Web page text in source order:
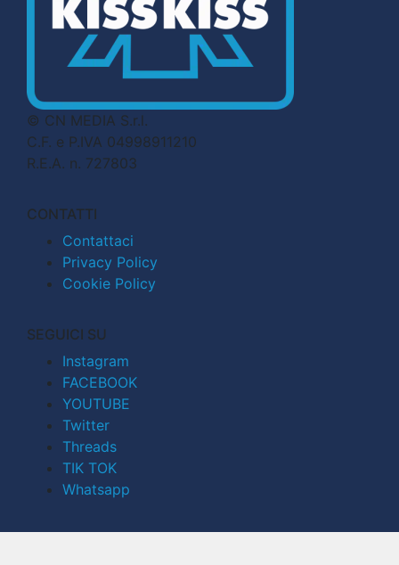
© CN MEDIA S.r.l.
C.F. e P.IVA 04998911210
R.E.A. n. 727803
CONTATTI
Contattaci
Privacy Policy
Cookie Policy
SEGUICI SU
Instagram
FACEBOOK
YOUTUBE
Twitter
Threads
TIK TOK
Whatsapp